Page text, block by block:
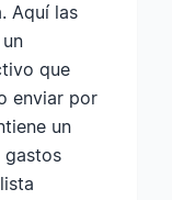
Aquí las
que
enviar por
un
gastos